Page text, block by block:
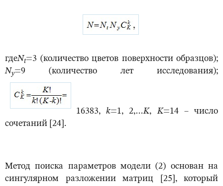
гдеNt=3 (количество цветов поверхности образцов);
Ny=9 (количество лет исследования);
16383,k=1, 2,…K,K=14 – число
сочетаний [24].
Метод поиска параметров модели (2) основан на
сингулярном разложении матриц [25], который